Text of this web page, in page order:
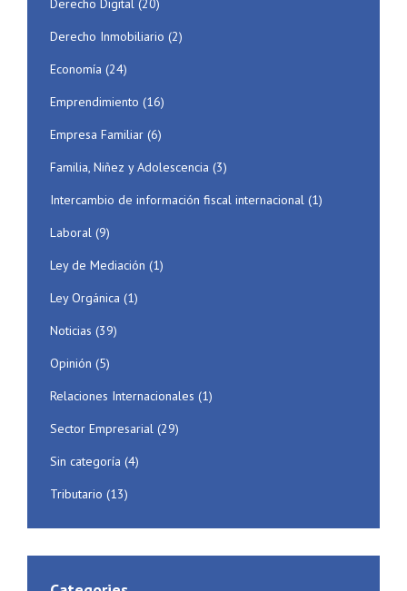
Derecho Digital (20)
Derecho Inmobiliario (2)
Economía (24)
Emprendimiento (16)
Empresa Familiar (6)
Familia, Niñez y Adolescencia (3)
Intercambio de información fiscal internacional (1)
Laboral (9)
Ley de Mediación (1)
Ley Orgánica (1)
Noticias (39)
Opinión (5)
Relaciones Internacionales (1)
Sector Empresarial (29)
Sin categoría (4)
Tributario (13)